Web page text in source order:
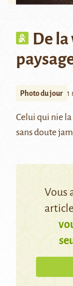
De
Photo du jour 1
Celui qui nie la
sans doute
Vous